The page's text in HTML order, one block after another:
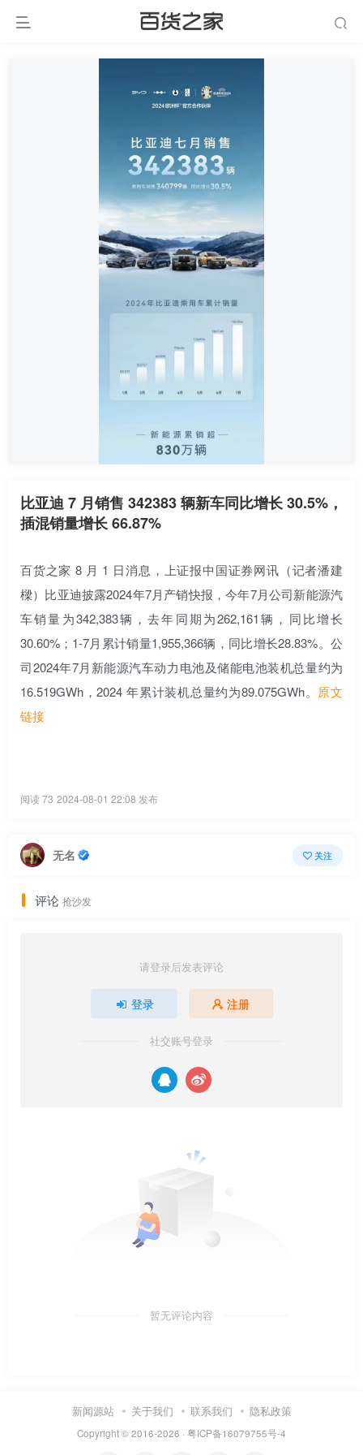
比亚迪 7 月销售 342383 辆新车同比增长 30.5%，
插混销量增长 66.87%
百货之家 8 月 1 日消息，上证报中国证券网讯（记者潘建
樑） 比亚迪披露2024年7月产销快报，今年7月公司新能源汽
车销量为342,383辆，去年同期为262,161辆，同比增长
30.60%；1-7月累计销量1,955,366辆，同比增长28.83%。公
司2024年7月 新能源汽车动力电池及储能电池装机总量约为
16.519GWh，2024 年累计装机总量约为89.075GWh。 原文
链接
阅读 73 2024-08-01 22:08 发布
无名 关注
评论 抢沙发
请登录后发表评论
登录 注册
社交账号登录
暂无评论内容
新闻源站 关于我们 联系我们 隐私政策
Copyright © 2016-2026 · 粤ICP备16079755号-4